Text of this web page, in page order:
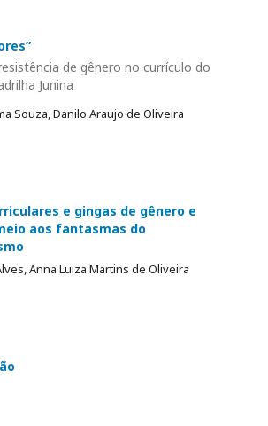
de gênero no currículo do
Junina
Souza, Danilo Araujo de Oliveira
e gingas de gênero e
aos fantasmas do
Anna Luiza Martins de Oliveira